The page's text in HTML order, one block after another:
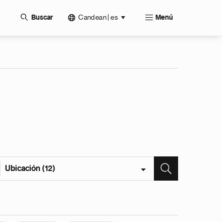
Buscar Candean | es Menú
Ubicación (12)